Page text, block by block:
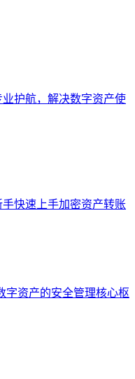
业护航，解决数字资产使
手快速上手加密资产转账
字资产的安全管理核心枢